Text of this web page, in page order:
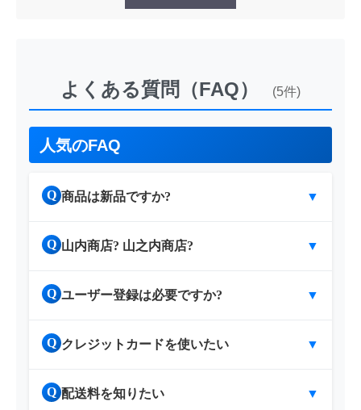
よくある質問（FAQ） (5件)
人気のFAQ
Q 商品は新品ですか? ▼
Q 山内商店? 山之内商店? ▼
Q ユーザー登録は必要ですか? ▼
Q クレジットカードを使いたい ▼
Q 配送料を知りたい ▼